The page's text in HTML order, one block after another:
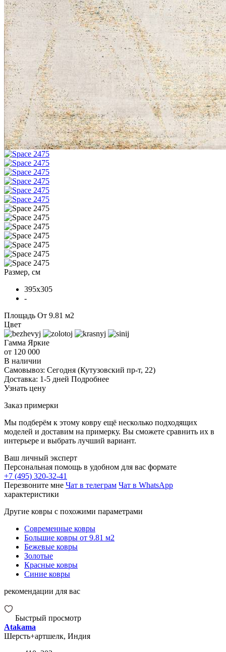
Размер, см
395x305
-
Площадь От 9.81 м2
Цвет
Гамма Яркие
от 120 000
В наличии
Самовывоз: Сегодня (Кутузовский пр-т, 22)
Доставка: 1-5 дней Подробнее
Узнать цену
Заказ примерки
Мы подберём к этому ковру ещё несколько подходящих
моделей и доставим на примерку. Вы сможете сравнить их в
интерьере и выбрать лучший вариант.
Ваш личный эксперт
Персональная помощь в удобном для вас формате
+7 (495) 320-32-41
Перезвоните мне Чат в телеграм Чат в WhatsApp
характеристики
Другие ковры с похожими параметрами
Современные ковры
Большие ковры от 9.81 м2
Бежевые ковры
Золотые
Красные ковры
Синие ковры
рекомендации для вас
Быстрый просмотр
Atakama
Шерсть+артшелк, Индия